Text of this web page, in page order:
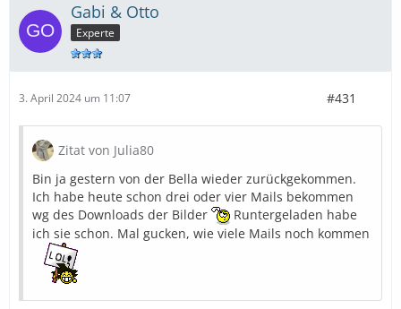
Gabi & Otto
Experte
3. April 2024 um 11:07 #431
Zitat von Julia80
Bin ja gestern von der Bella wieder zurückgekommen.
Ich habe heute schon drei oder vier Mails bekommen
wg des Downloads der Bilder
Runtergeladen habe
ich sie schon. Mal gucken, wie viele Mails noch kommen